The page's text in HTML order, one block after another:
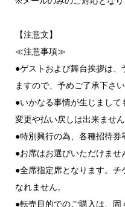
【注意文】
≪注意事項≫
●ゲストおよび舞台挨拶は
ますので、予めご了承下さい
●いかなる事情が生じまし
変更や払い戻しは出来ません
●特別興行の為、各種招待券
●お席はお選びいただけませ
●全席指定席となります。
なれません。
●転売目的でのご購入は、固